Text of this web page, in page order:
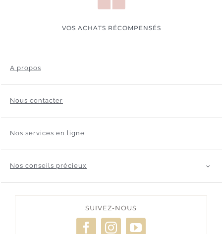
VOS ACHATS RÉCOMPENSÉS
A propos
Nous contacter
Nos services en ligne
Nos conseils précieux
SUIVEZ-NOUS